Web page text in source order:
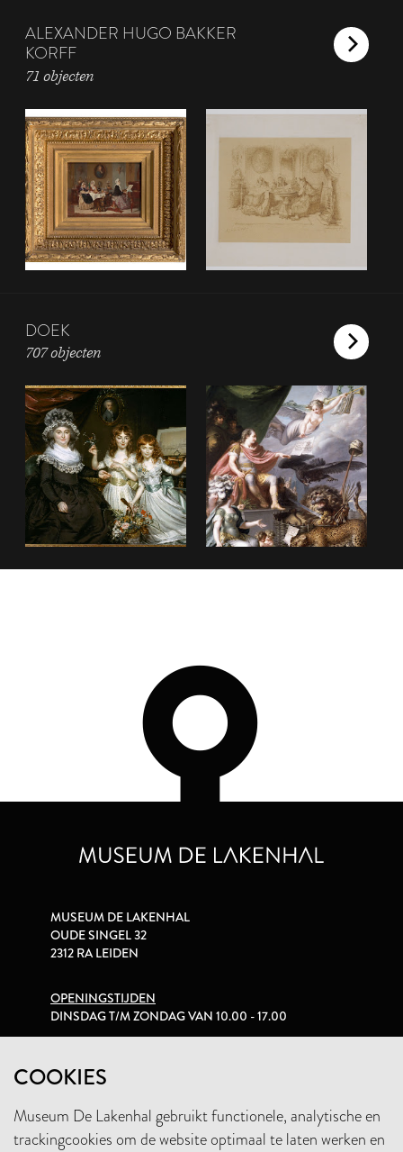
ALEXANDER HUGO BAKKER
KORFF
71 objecten
DOEK
707 objecten
COOKIES
Museum De Lakenhal gebruikt functionele, analytische en
trackingcookies om de website optimaal te laten werken en
MUSEUM DE LAKENHAL
OUDE SINGEL 32
2312 RA LEIDEN
OPENINGSTIJDEN
DINSDAG T/M ZONDAG VAN 10.00 - 17.00
+31 (0)71 5165360
INFO@LAKENHAL.NL